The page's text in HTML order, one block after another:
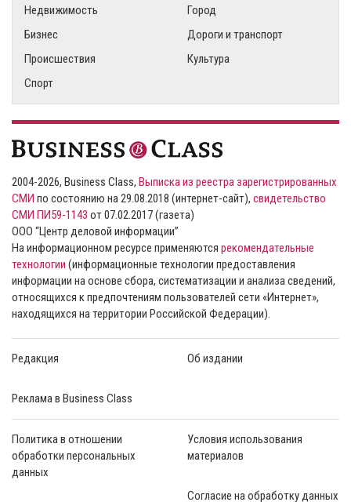
Недвижимость
Город
Бизнес
Дороги и транспорт
Происшествия
Культура
Спорт
2004-2026, Business Class, Выписка из реестра зарегистрированных
СМИ по состоянию на 29.08.2018 (интернет-сайт), свидетельство
СМИ ПИ59-1143 от 07.02.2017 (газета)
ООО “Центр деловой информации”
На информационном ресурсе применяются рекомендательные
технологии (информационные технологии предоставления
информации на основе сбора, систематизации и анализа сведений,
относящихся к предпочтениям пользователей сети «Интернет»,
находящихся на территории Российской Федерации).
Редакция Об издании
Реклама в Business Class
Политика в отношении
обработки персональных
данных
Условия использования
материалов
Согласие на обработку данных